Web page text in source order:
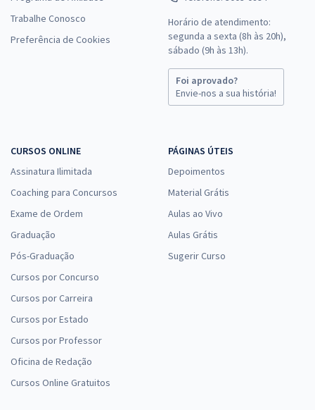
Trabalhe Conosco
Preferência de Cookies
Horário de atendimento:
segunda a sexta (8h às 20h),
sábado (9h às 13h).
Foi aprovado?
Envie-nos a sua história!
CURSOS ONLINE
Assinatura Ilimitada
Coaching para Concursos
Exame de Ordem
Graduação
Pós-Graduação
Cursos por Concurso
Cursos por Carreira
Cursos por Estado
Cursos por Professor
Oficina de Redação
Cursos Online Gratuitos
PÁGINAS ÚTEIS
Depoimentos
Material Grátis
Aulas ao Vivo
Aulas Grátis
Sugerir Curso